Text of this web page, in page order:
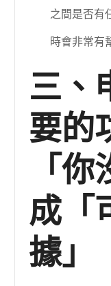
之間是否有
時會非常有
三、
要的
「
成「
據」